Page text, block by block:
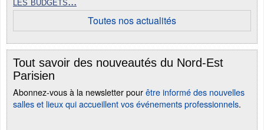
Toutes nos actualités
Tout savoir des nouveautés du Nord-Est
Parisien
Abonnez-vous à la newsletter pourêtre informé des nouvelles
salles et lieux qui accueillent vos événements professionnels.